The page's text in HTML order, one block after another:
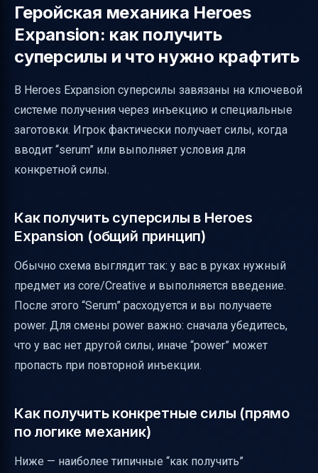
Геройская механика Heroes
Expansion: как получить
суперсилы и что нужно крафтить
В Heroes Expansion суперсилы завязаны на ключевой
системе получения через инъекцию и специальные
заготовки. Игрок фактически получает силы, когда
вводит “serum” или выполняет условия для
конкретной силы.
Как получить суперсилы в Heroes
Expansion (общий принцип)
Обычно схема выглядит так: у вас в руках нужный
предмет из core/Creative и выполняется введение.
После этого “Serum” расходуется и вы получаете
power. Для смены power важно: сначала убедитесь,
что у вас нет другой силы, иначе “power” может
пропасть при повторной инъекции.
Как получить конкретные силы (прямо
по логике механик)
Ниже — наиболее типичные “как получить”